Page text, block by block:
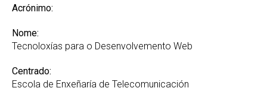
Acrónimo:
Nome:
Tecnoloxías para o Desenvolvemento Web
Centrado:
Escola de Enxeñaría de Telecomunicación